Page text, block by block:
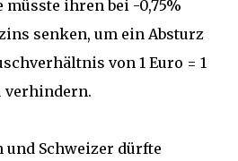
müsste ihren bei -0,75%
senken, um ein Absturz
von 1 Euro = 1
verhindern.
und Schweizer dürfte